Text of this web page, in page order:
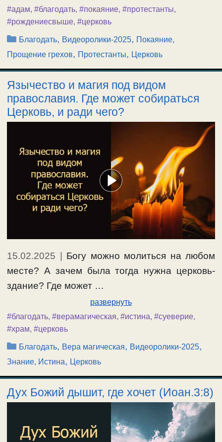
#адам, #благодать, #покаяние, #протестанты,
#рождениесвыше, #церковь
Рубрики
Благодать, Видеоролики-2025, Покаяние,
Прощение грехов, Протестанты, Церковь
Язычество и магия под видом
православия. Где может собираться
Церковь, и ради чего?
15.02.2025
Богу можно молиться на любом
месте? А зачем была тогда нужна церковь-
здание? Где может …
развернуть
#благодать, #верамагическая, #истина, #суеверие,
#храм, #церковь
Рубрики
Благодать, Вера магическая, Видеоролики-2025,
Знание, Истина, Церковь
Дух Божий дышит, где хочет (Иоан.3:8)